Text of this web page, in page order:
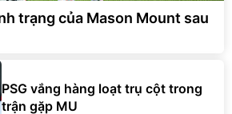
trạng của Mason Mount sau
PSG vắng hàng loạt trụ cột trong
trận gặp MU